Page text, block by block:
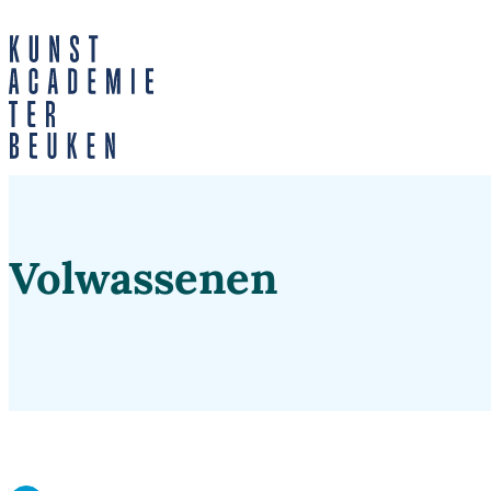
Naar inhoud
Kunstacademie Lokeren
Volwassenen